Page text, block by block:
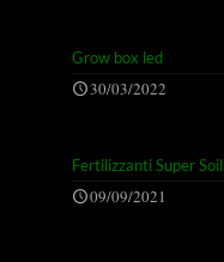
Grow box led
30/03/2022
Fertilizzanti Super Soil
09/09/2021